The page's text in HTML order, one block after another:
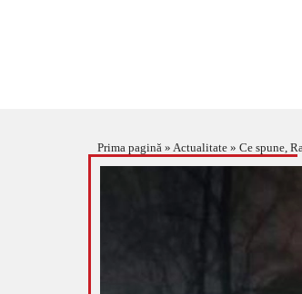
Prima pagină » Actualitate » Ce spune,